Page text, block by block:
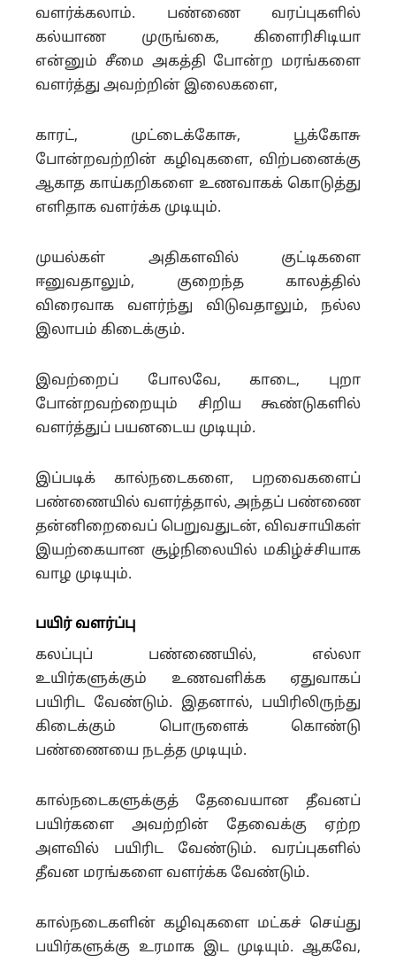
வளர்க்கலாம். பண்ணை வரப்புகளில்
கல்யாண முருங்கை, கிளைரிசிடியா
என்னும் சீமை அகத்தி போன்ற மரங்களை
வளர்த்து அவற்றின் இலைகளை,
காரட், முட்டைக்கோசு, பூக்கோசு
போன்றவற்றின் கழிவுகளை, விற்பனைக்கு
ஆகாத காய்கறிகளை உணவாகக் கொடுத்து
எளிதாக வளர்க்க முடியும்.
முயல்கள் அதிகளவில் குட்டிகளை
ஈனுவதாலும், குறைந்த காலத்தில்
விரைவாக வளர்ந்து விடுவதாலும், நல்ல
இலாபம் கிடைக்கும்.
இவற்றைப் போலவே, காடை, புறா
போன்றவற்றையும் சிறிய கூண்டுகளில்
வளர்த்துப் பயனடைய முடியும்.
இப்படிக் கால்நடைகளை, பறவைகளைப்
பண்ணையில் வளர்த்தால், அந்தப் பண்ணை
தன்னிறைவைப் பெறுவதுடன், விவசாயிகள்
இயற்கையான சூழ்நிலையில் மகிழ்ச்சியாக
வாழ முடியும்.
பயிர் வளர்ப்பு
கலப்புப் பண்ணையில், எல்லா
உயிர்களுக்கும் உணவளிக்க ஏதுவாகப்
பயிரிட வேண்டும். இதனால், பயிரிலிருந்து
கிடைக்கும் பொருளைக் கொண்டு
பண்ணையை நடத்த முடியும்.
கால்நடைகளுக்குத் தேவையான தீவனப்
பயிர்களை அவற்றின் தேவைக்கு ஏற்ற
அளவில் பயிரிட வேண்டும். வரப்புகளில்
தீவன மரங்களை வளர்க்க வேண்டும்.
கால்நடைகளின் கழிவுகளை மட்கச் செய்து
பயிர்களுக்கு உரமாக இட முடியும். ஆகவே,